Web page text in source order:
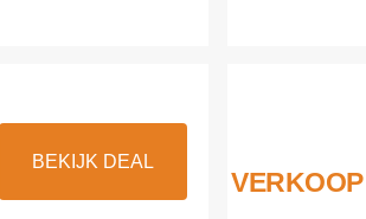
BEKIJK DEAL
VERKOOP